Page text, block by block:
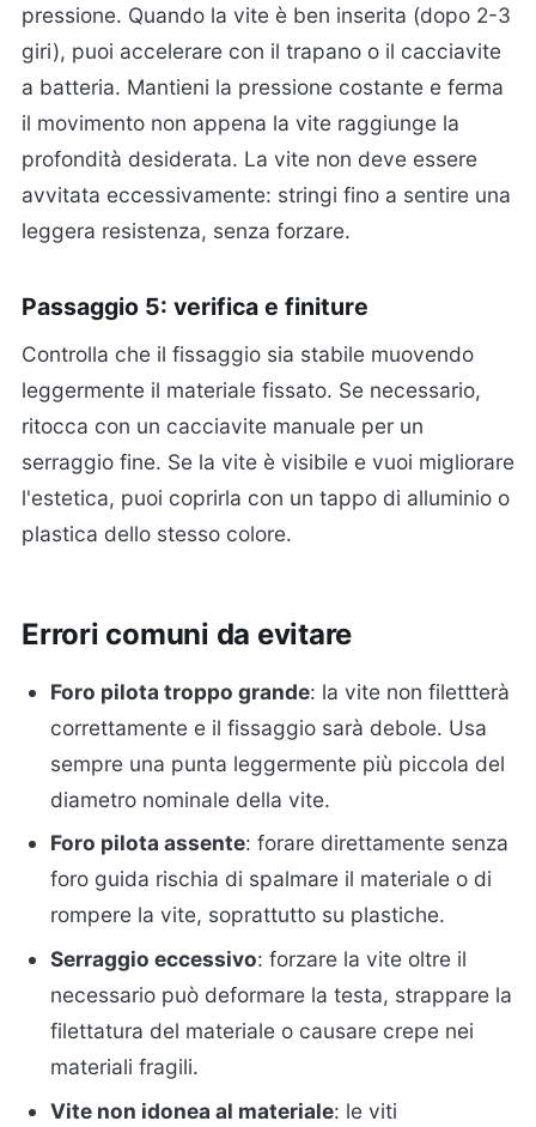
pressione. Quando la vite è ben inserita (dopo 2-3
giri), puoi accelerare con il trapano o il cacciavite
a batteria. Mantieni la pressione costante e ferma
il movimento non appena la vite raggiunge la
profondità desiderata. La vite non deve essere
avvitata eccessivamente: stringi fino a sentire una
leggera resistenza, senza forzare.
Passaggio 5: verifica e finiture
Controlla che il fissaggio sia stabile muovendo
leggermente il materiale fissato. Se necessario,
ritocca con un cacciavite manuale per un
serraggio fine. Se la vite è visibile e vuoi migliorare
l'estetica, puoi coprirla con un tappo di alluminio o
plastica dello stesso colore.
Errori comuni da evitare
Foro pilota troppo grande: la vite non filettterà
correttamente e il fissaggio sarà debole. Usa
sempre una punta leggermente più piccola del
diametro nominale della vite.
Foro pilota assente: forare direttamente senza
foro guida rischia di spalmare il materiale o di
rompere la vite, soprattutto su plastiche.
Serraggio eccessivo: forzare la vite oltre il
necessario può deformare la testa, strappare la
filettatura del materiale o causare crepe nei
materiali fragili.
Vite non idonea al materiale: le viti